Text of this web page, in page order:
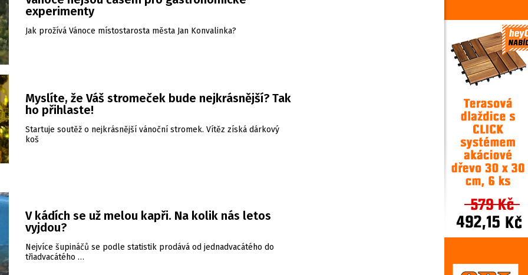
experimenty
Jak prožívá Vánoce místostarosta města Jan Konvalinka?
Myslíte, že Váš stromeček bude nejkrásnější? Tak
ho přihlaste!
Startuje soutěž o nejkrásnější vánoční stromek. Vítěz získá dárkový
koš
V kádích se už melou kapři. Na kolik nás letos
vyjdou?
Nejvíce šupináčů se podle statistik prodává od jednadvacátého do
třiadvacátého …